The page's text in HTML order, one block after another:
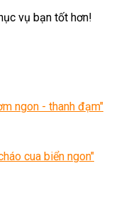
vụ bạn tốt hơn!
ngon - thanh đạm"
cua biển ngon"